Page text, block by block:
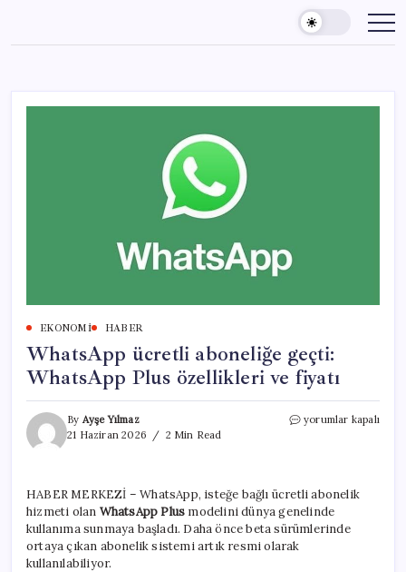
content
EKONOMI HABER
WhatsApp ücretli aboneliğe geçti:
WhatsApp Plus özellikleri ve fiyatı
By Ayşe Yılmaz
21 Haziran 2026
2 Min Read
WhatsApp
Plus
özellikleri
ve
yorumlar kapalı
HABER MERKEZİ – WhatsApp, isteğe bağlı ücretli abonelik
hizmeti olan WhatsApp Plus modelini dünya genelinde
kullanıma sunmaya başladı. Daha önce beta sürümlerinde
ortaya çıkan abonelik sistemi artık resmi olarak
kullanılabiliyor.